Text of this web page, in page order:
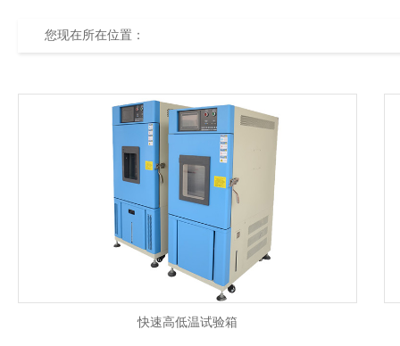
您现在所在位置：
快速高低温试验箱